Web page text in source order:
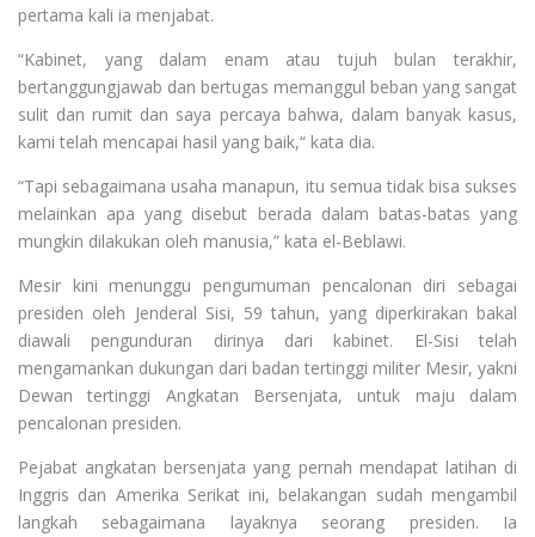
pertama kali ia menjabat.
“Kabinet, yang dalam enam atau tujuh bulan terakhir,
bertanggungjawab dan bertugas memanggul beban yang sangat
sulit dan rumit dan saya percaya bahwa, dalam banyak kasus,
kami telah mencapai hasil yang baik,“ kata dia.
“Tapi sebagaimana usaha manapun, itu semua tidak bisa sukses
melainkan apa yang disebut berada dalam batas-batas yang
mungkin dilakukan oleh manusia,” kata el-Beblawi.
Mesir kini menunggu pengumuman pencalonan diri sebagai
presiden oleh Jenderal Sisi, 59 tahun, yang diperkirakan bakal
diawali pengunduran dirinya dari kabinet. El-Sisi telah
mengamankan dukungan dari badan tertinggi militer Mesir, yakni
Dewan tertinggi Angkatan Bersenjata, untuk maju dalam
pencalonan presiden.
Pejabat angkatan bersenjata yang pernah mendapat latihan di
Inggris dan Amerika Serikat ini, belakangan sudah mengambil
langkah sebagaimana layaknya seorang presiden. Ia